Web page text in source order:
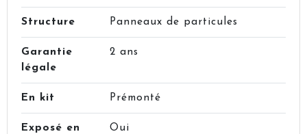
Structure Panneaux de particules
Garantie
légale
2 ans
En kit Prémonté
Exposé en
Oui